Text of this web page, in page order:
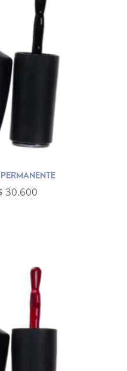
30.600
hasta
$ 30.600